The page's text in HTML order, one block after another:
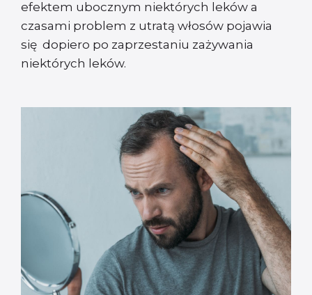
efektem ubocznym niektórych leków a
czasami problem z utratą włosów pojawia
się dopiero po zaprzestaniu zażywania
niektórych leków.